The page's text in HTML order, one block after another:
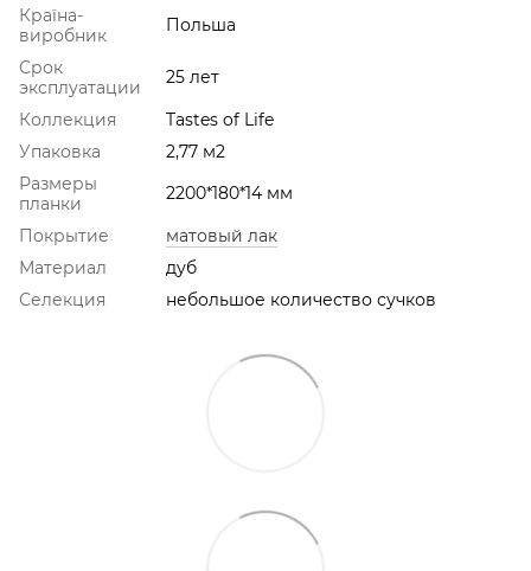
Країна-
виробник
Польша
Срок
эксплуатации
25 лет
Коллекция
Tastes of Life
Упаковка
2,77 м2
Размеры
планки
2200*180*14 мм
Покрытие
матовый лак
Материал
дуб
Селекция
небольшое количество сучков